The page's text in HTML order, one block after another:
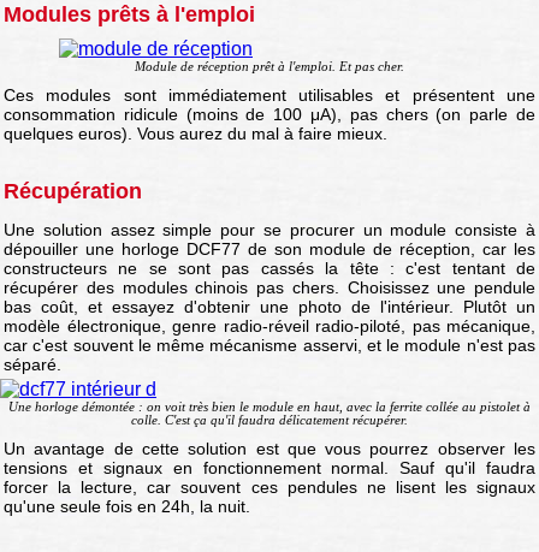
Modules prêts à l'emploi
Module de réception prêt à l'emploi. Et pas cher.
Ces modules sont immédiatement utilisables et présentent une
consommation ridicule (moins de 100 μA), pas chers (on parle de
quelques euros). Vous aurez du mal à faire mieux.
Récupération
Une solution assez simple pour se procurer un module consiste à
dépouiller une horloge DCF77 de son module de réception, car les
constructeurs ne se sont pas cassés la tête : c'est tentant de
récupérer des modules chinois pas chers. Choisissez une pendule
bas coût, et essayez d'obtenir une photo de l'intérieur. Plutôt un
modèle électronique, genre radio-réveil radio-piloté, pas mécanique,
car c'est souvent le même mécanisme asservi, et le module n'est pas
séparé.
Une horloge démontée : on voit très bien le module en haut, avec la ferrite collée au pistolet à
colle. C'est ça qu'il faudra délicatement récupérer.
Un avantage de cette solution est que vous pourrez observer les
tensions et signaux en fonctionnement normal. Sauf qu'il faudra
forcer la lecture, car souvent ces pendules ne lisent les signaux
qu'une seule fois en 24h, la nuit.